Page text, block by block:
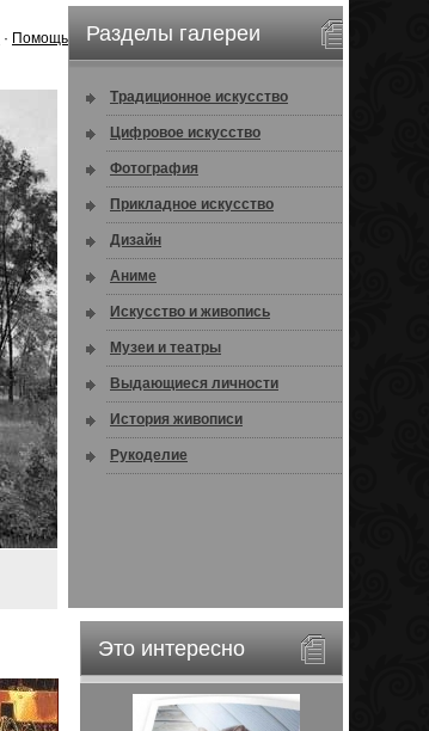
· Помощь Разделы галереи
Традиционное искусство
Цифровое искусство
Фотография
Прикладное искусство
Дизайн
Аниме
Искусство и живопись
Музеи и театры
Выдающиеся личности
История живописи
Рукоделие
Это интересно